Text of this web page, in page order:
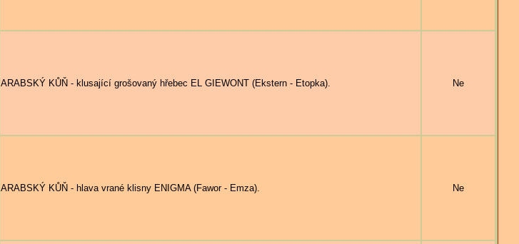
ARABSKÝ KŮŇ - klusající grošovaný hřebec EL GIEWONT (Ekstern - Etopka). Ne
ARABSKÝ KŮŇ - hlava vrané klisny ENIGMA (Fawor - Emza). Ne